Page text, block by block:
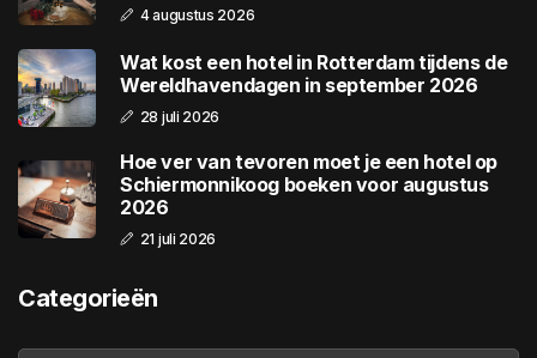
4 augustus 2026
Wat kost een hotel in Rotterdam tijdens de
Wereldhavendagen in september 2026
28 juli 2026
Hoe ver van tevoren moet je een hotel op
Schiermonnikoog boeken voor augustus
2026
21 juli 2026
Categorieën